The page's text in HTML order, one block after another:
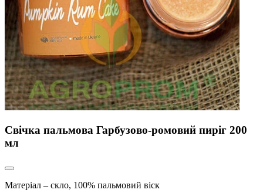
Свічка пальмова Гарбузово-ромовий пиріг 200
мл
Матеріал – скло, 100% пальмовий віск